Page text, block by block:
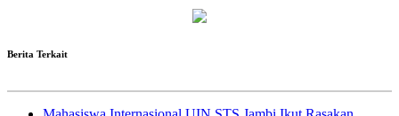
Berita Terkait